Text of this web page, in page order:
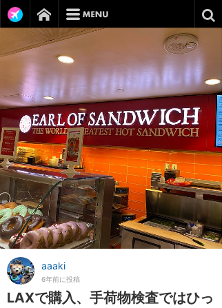
aaaki
6年前に投稿
LAXで購入、手荷物検査ではひっ